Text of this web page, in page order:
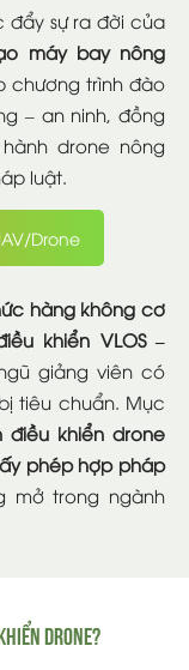
đẩy sự ra đời của
máy bay nông
chương trình đào
– an ninh, đồng
drone nông
luật.
Drone
hàng không cơ
khiển VLOS –
giảng viên có
tiêu chuẩn. Mục
điều khiển drone
phép hợp pháp
mở trong ngành
Drone?